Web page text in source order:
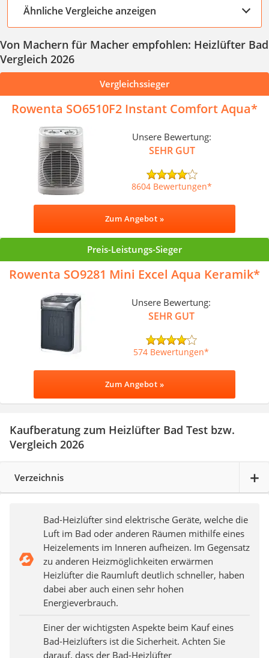
Ähnliche Vergleiche anzeigen
Von Machern für Macher empfohlen: Heizlüfter Bad
Vergleich 2026
Vergleichssieger
Rowenta SO6510F2 Instant Comfort Aqua
Unsere Bewertung:
SEHR GUT
8604 Bewertungen
Zum Angebot »
Preis-Leistungs-Sieger
Rowenta SO9281 Mini Excel Aqua Keramik
Unsere Bewertung:
SEHR GUT
574 Bewertungen
Zum Angebot »
Kaufberatung zum Heizlüfter Bad Test bzw.
Vergleich 2026
Verzeichnis
Bad-Heizlüfter sind elektrische Geräte, welche die
Luft im Bad oder anderen Räumen mithilfe eines
Heizelements im Inneren aufheizen. Im Gegensatz
zu anderen Heizmöglichkeiten erwärmen
Heizlüfter die Raumluft deutlich schneller, haben
dabei aber auch einen sehr hohen
Energieverbrauch.
Einer der wichtigsten Aspekte beim Kauf eines
Bad-Heizlüfters ist die Sicherheit. Achten Sie
darauf, dass der Bad-Heizlüfter